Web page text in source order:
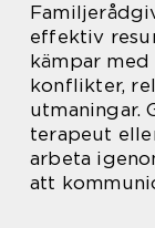
effektiv
kämpar
konflikter,
utmaningar.
terapeut
arbeta
att